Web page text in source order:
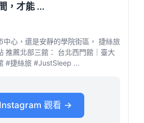
，才能 ...
中心，還是安靜的學院街區， 捷絲旅
推薦北部三館： 台北西門館｜臺大
#捷絲旅 #JustSleep ...
觀看 →